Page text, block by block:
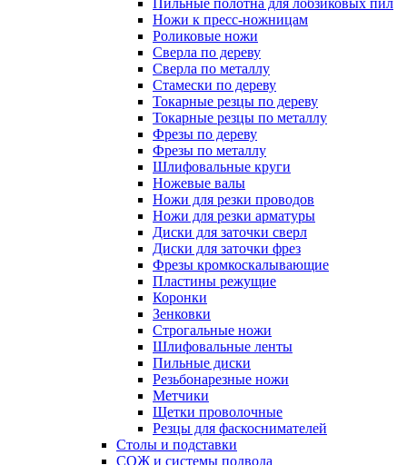
Пильные полотна для лобзиковых пил
Ножи к пресс-ножницам
Роликовые ножи
Сверла по дереву
Сверла по металлу
Стамески по дереву
Токарные резцы по дереву
Токарные резцы по металлу
Фрезы по дереву
Фрезы по металлу
Шлифовальные круги
Ножевые валы
Ножи для резки проводов
Ножи для резки арматуры
Диски для заточки сверл
Диски для заточки фрез
Фрезы кромкоскалывающие
Пластины режущие
Коронки
Зенковки
Строгальные ножи
Шлифовальные ленты
Пильные диски
Резьбонарезные ножи
Метчики
Щетки проволочные
Резцы для фаскоснимателей
Столы и подставки
СОЖ и системы подвода